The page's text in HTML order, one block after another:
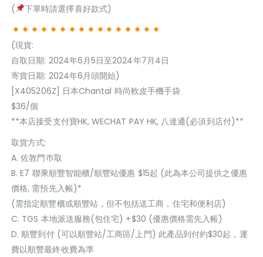
(
下單時請選擇喜好款式)
(現貨:
自取日期: 2024年6月5日至2024年7月4日
寄貨日期: 2024年6月頭開始)
[X405206Z] 日本Chantal 時尚軟皮手機手袋
$36/個
**本店接受支付寶HK, WECHAT PAY HK, 八達通(必須到店付)**
取貨方式:
A. 佐敦門巿取
B. E7 聯乘順豐智能櫃/順豐站優惠 $15起 (此為本公司提供之優惠
價格, 需預先入帳)*
(需指定順豐櫃或順豐站，但不包括送工商，住宅和便利店)
C. TGS 本地派送服務(包住宅) +$30 (優惠價格需先入帳)
D. 順豐到付 (可以順豐站/工商區/上門) 此產品到付約$30起，運
費以順豐最終收費為準